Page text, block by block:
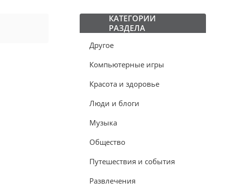
КАТЕГОРИИ
РАЗДЕЛА
Другое
Компьютерные игры
Красота и здоровье
Люди и блоги
Музыка
Общество
Путешествия и события
Развлечения